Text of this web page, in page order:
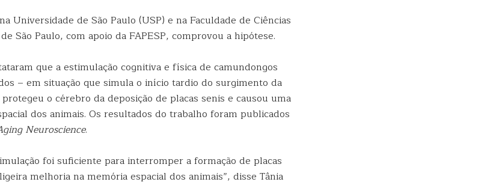
Universidade de São Paulo (USP) e na Faculdade de Ciências
São Paulo, com apoio da FAPESP, comprovou a hipótese.
que a estimulação cognitiva e física de camundongos
– em situação que simula o início tardio do surgimento da
o cérebro da deposição de placas senis e causou uma
dos animais. Os resultados do trabalho foram publicados
Neuroscience.
foi suficiente para interromper a formação de placas
melhoria na memória espacial dos animais”, disse Tânia